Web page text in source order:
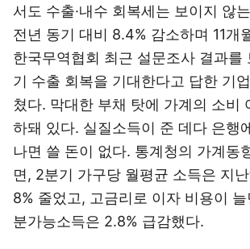
서도 수출·내수 회복세는 보이지 않
전년 동기 대비 8.4% 감소하며 11개
한국무역협회 최근 설문조사 결과를
기 수출 회복을 기대한다고 답한 기
쳤다. 막대한 부채 탓에 가계의 소비
하돼 있다. 실질소득이 준 데다 은행
나면 쓸 돈이 없다. 통계청의 가계동
면, 2분기 가구당 월평균 소득은 지
8% 줄었고, 고금리로 이자 비용이
분가능소득은 2.8% 급감했다.